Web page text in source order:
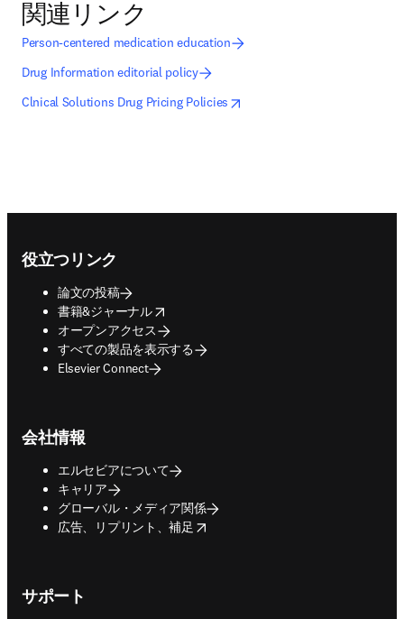
関連リンク
Person-centered medication education
Drug Information editorial policy
Clnical Solutions Drug Pricing Policies 新しいタブ／ウィンドウで開く
opens in new tab/window
役立つリンク
論文の投稿
書籍&ジャーナル
opens in new tab/window
オープンアクセス
すべての製品を表示する
Elsevier Connect
会社情報
エルセビアについて
キャリア
グローバル・メディア関係
広告、リプリント、補足
opens in new tab/window
サポート